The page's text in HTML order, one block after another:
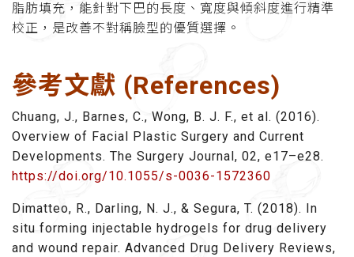
脂肪填充，能針對下巴的長度、寬度與傾斜度進行精準
校正，是改善不對稱臉型的優質選擇。
參考文獻 (References)
Chuang, J., Barnes, C., Wong, B. J. F., et al. (2016).
Overview of Facial Plastic Surgery and Current
Developments. The Surgery Journal, 02, e17–e28.
https://doi.org/10.1055/s-0036-1572360
Dimatteo, R., Darling, N. J., & Segura, T. (2018). In
situ forming injectable hydrogels for drug delivery
and wound repair. Advanced Drug Delivery Reviews,